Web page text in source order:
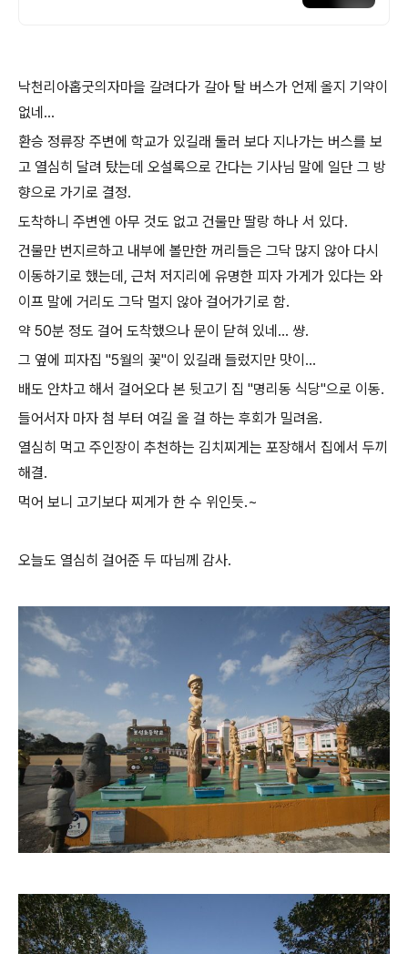
낙천리아홉굿의자마을 갈려다가 갈아 탈 버스가 언제 올지 기약이
없네...
환승 정류장 주변에 학교가 있길래 둘러 보다 지나가는 버스를 보
고 열심히 달려 탔는데 오설록으로 간다는 기사님 말에 일단 그 방
향으로 가기로 결정.
도착하니 주변엔 아무 것도 없고 건물만 딸랑 하나 서 있다.
건물만 번지르하고 내부에 볼만한 꺼리들은 그닥 많지 않아 다시
이동하기로 했는데, 근처 저지리에 유명한 피자 가게가 있다는 와
이프 말에 거리도 그닥 멀지 않아 걸어가기로 함.
약 50분 정도 걸어 도착했으나 문이 닫혀 있네... 썅.
그 옆에 피자집 "5월의 꽃"이 있길래 들렀지만 맛이...
배도 안차고 해서 걸어오다 본 뒷고기 집 "명리동 식당"으로 이동.
들어서자 마자 첨 부터 여길 올 걸 하는 후회가 밀려옴.
열심히 먹고 주인장이 추천하는 김치찌게는 포장해서 집에서 두끼
해결.
먹어 보니 고기보다 찌게가 한 수 위인듯.~
오늘도 열심히 걸어준 두 따님께 감사.